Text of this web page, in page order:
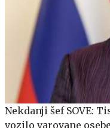
Nekdanji šef SOVE:
vozilo varovane